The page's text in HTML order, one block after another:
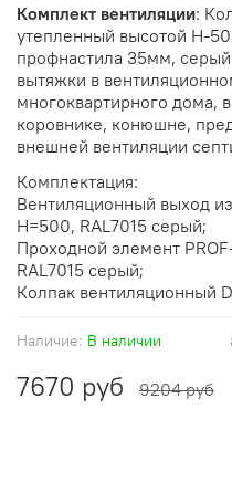
Наличие: В наличии
7670 руб 9204 руб
Комплект вентиляции:
утепленный высотой Н-
профнастила 35мм,
вытяжки в
многоквартирного дома,
коровнике, конюшне,
внешней вентиляции
Комплектация:
Вентиляционный выход
H=500, RAL7015 серый;
Проходной элемент
RAL7015 серый;
Колпак вентиляционный